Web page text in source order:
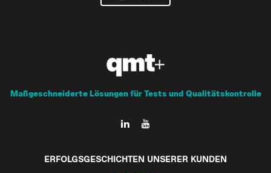
Maßgeschneiderte Lösungen für Tests und Qualitätskontrolle
ERFOLGSGESCHICHTEN UNSERER KUNDEN